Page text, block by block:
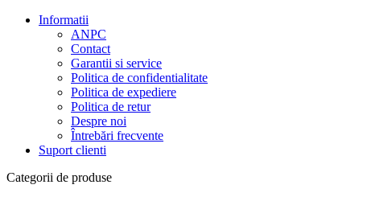
Informatii
ANPC
Contact
Garantii si service
Politica de confidentialitate
Politica de expediere
Politica de retur
Despre noi
Întrebări frecvente
Suport clienti
Categorii de produse